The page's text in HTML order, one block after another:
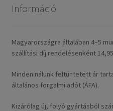
Információ
Magyarországra általában 4–5
szállítási díj rendelésenként 14,95
Minden nálunk feltüntetett ár
általános forgalmi adót (ÁFA).
Kizárólag új, folyó gyártásból